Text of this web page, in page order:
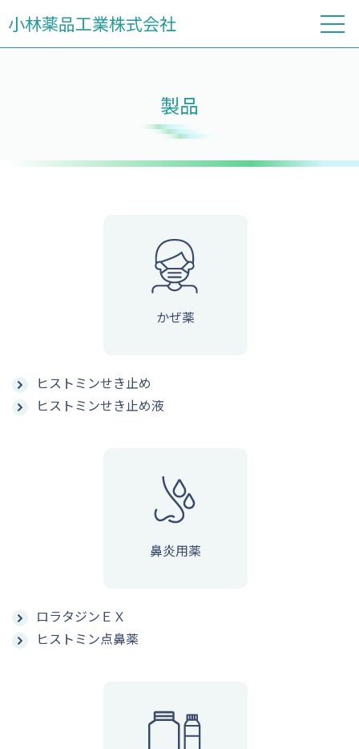
小林薬品工業株式会社
製品
かぜ薬
ヒストミンせき止め
ヒストミンせき止め液
鼻炎用薬
ロラタジンＥＸ
ヒストミン点鼻薬